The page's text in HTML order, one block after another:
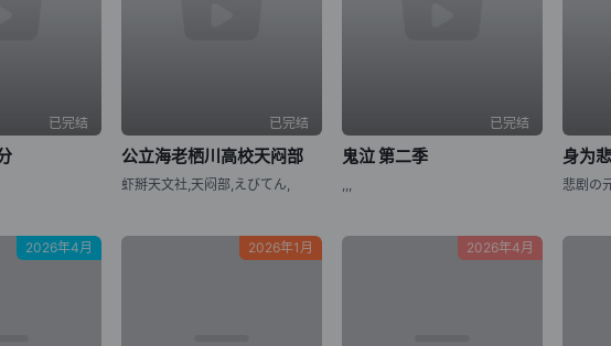
已完结 已完结
公立海老栖川高校天闷部
虾掰天文社,天闷部,えびてん,
已完结
鬼泣 第二季
,,,
2026年4月 2026年1月 2026年4月